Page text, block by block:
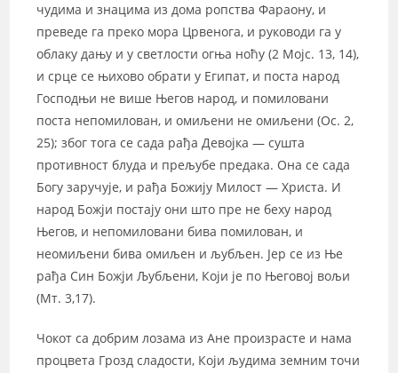
чудима и знацима из дома ропства Фараону, и
преведе га преко мора Црвенога, и руководи га у
облаку дању и у светлости огња ноћу (2 Мојс. 13, 14),
и срце се њихово обрати у Египат, и поста народ
Господњи не више Његов народ, и помиловани
поста непомилован, и омиљени не омиљени (Ос. 2,
25); због тога се сада рађа Девојка — сушта
противност блуда и прељубе предака. Она се сада
Богу заручује, и рађа Божију Милост — Христа. И
народ Божји постају они што пре не беху народ
Његов, и непомиловани бива помилован, и
неомиљени бива омиљен и љубљен. Јер се из Ње
рађа Син Божји Љубљени, Који је по Његовој вољи
(Мт. 3,17).
Чокот са добрим лозама из Ане произрасте и нама
процвета Грозд сладости, Који људима земним точи